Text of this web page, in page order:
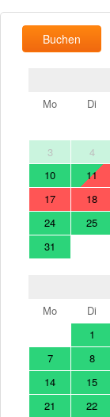
Buchen
Mo
Di
3
4
10
11
17
18
24
25
31
Mo
Di
1
7
8
14
15
21
22